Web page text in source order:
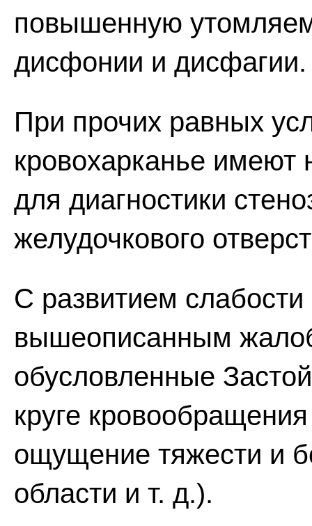
повышенную
дисфонии и дисфагии.
При прочих равных
кровохарканье имеют
для диагностики
желудочкового
С развитием
вышеописанным
обусловленные
круге
ощущение тяжести и
области и т. д.).